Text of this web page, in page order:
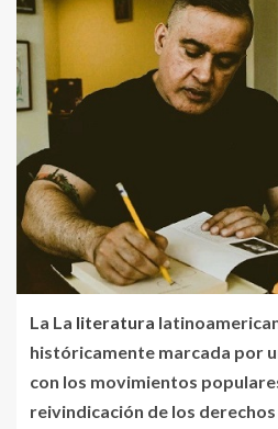
La La literatura
históricamente marcada por
con los movimientos
reivindicación de los